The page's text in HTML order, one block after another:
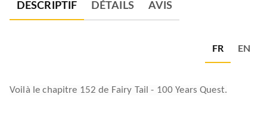
DESCRIPTIF DÉTAILS AVIS
FR EN
Voilà le chapitre 152 de Fairy Tail - 100 Years Quest.